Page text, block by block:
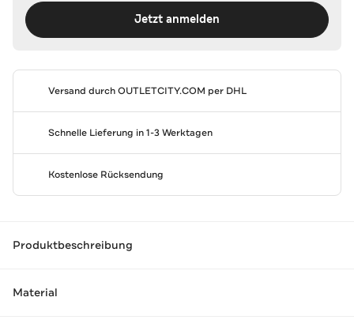
Jetzt anmelden
Versand durchOUTLETCITY.COM per DHL
Schnelle Lieferung in 1-3 Werktagen
Kostenlose Rücksendung
Produktbeschreibung
Material